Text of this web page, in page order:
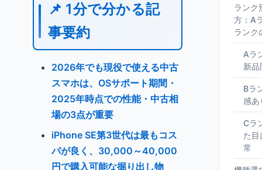
📌 1分で分かる記
事要約
2026年でも現役で使える中古
スマホは、OSサポート期間・
2025年時点での性能・中古相
場の3点が重要
iPhone SE第3世代は最もコス
パが良く、30,000～40,000
円で購入可能な掘り出し物
ランク
方：A
ランク
Aラ
新品
Bラ
感あ
Cラ
た目
常